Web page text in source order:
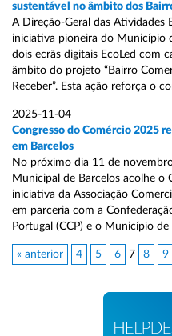
sustentável no âmbito dos
A Direção-Geral das Atividades
iniciativa pioneira do Município
dois ecrãs digitais EcoLed com
âmbito do projeto “Bairro
Receber”. Esta ação reforça o
2025-11-04
Congresso do Comércio 2025
em Barcelos
No próximo dia 11 de
Municipal de Barcelos acolhe o
iniciativa da Associação
em parceria com a
Portugal (CCP) e o Município
« anterior 4 5 6 7 8 9